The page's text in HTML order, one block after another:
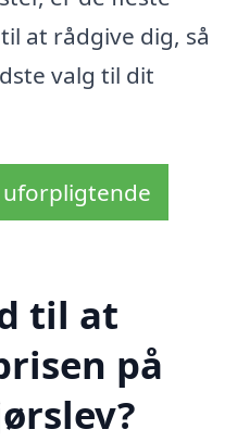
at rådgive dig, så
valg til dit
til at
på